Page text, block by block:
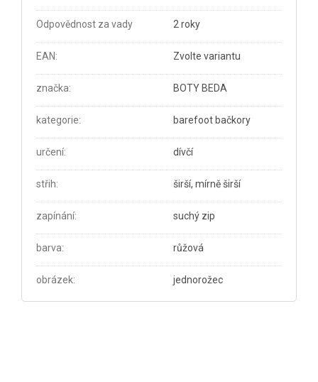
Odpovědnost za vady 2 roky
EAN: Zvolte variantu
značka: BOTY BEDA
kategorie: barefoot bačkory
určení: dívčí
střih: širší, mírně širší
zapínání: suchý zip
barva: růžová
obrázek: jednorožec